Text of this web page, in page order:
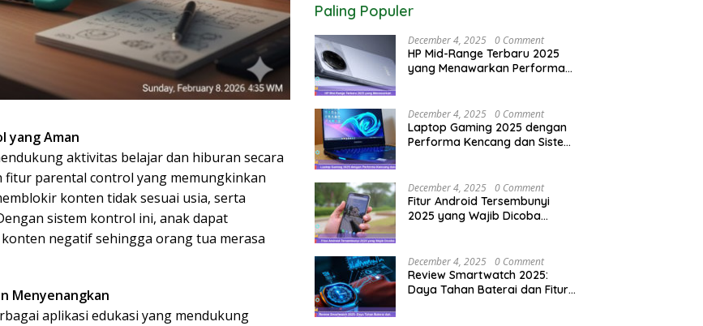
yang Aman
aktivitas belajar dan hiburan secara
fitur parental control yang memungkinkan
konten tidak sesuai usia, serta
sistem kontrol ini, anak dapat
negatif sehingga orang tua merasa
Menyenangkan
aplikasi edukasi yang mendukung
Paling Populer
December 4, 2025 0 Comment
HP Mid-Range Terbaru 2025
yang Menawarkan Performa
December 4, 2025 0 Comment
Laptop Gaming 2025 dengan
Performa Kencang dan Sistem
December 4, 2025 0 Comment
Fitur Android Tersembunyi
2025 yang Wajib Dicoba
December 4, 2025 0 Comment
Review Smartwatch 2025:
Daya Tahan Baterai dan Fitur